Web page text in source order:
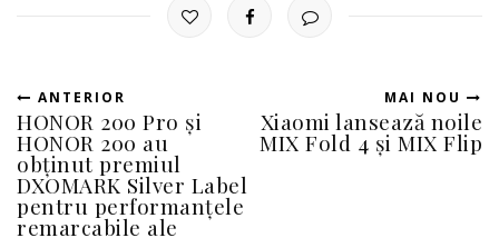
ANTERIOR
HONOR 200 Pro și
HONOR 200 au
obținut premiul
DXOMARK Silver Label
pentru performanțele
remarcabile ale
MAI NOU
Xiaomi lansează noile
MIX Fold 4 și MIX Flip